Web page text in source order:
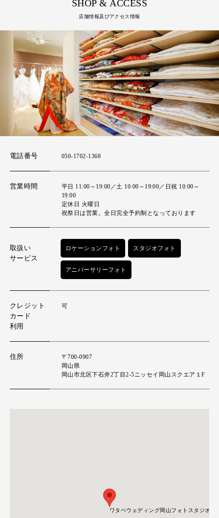
SHOP & ACCESS
店舗情報及びアクセス情報
電話番号 050-1702-1368
営業時間
平日 11:00～19:00／土 10:00～19:00／日祝 10:00～
19:00
定休日 火曜日
祝祭日は営業。全日完全予約制となっております
取扱い
サービス
ロケーションフォト スタジオフォト
アニバーサリーフォト
クレジット
カード
利用
可
住所
〒700-0907
岡山県
岡山市北区下石井2丁目2-5ニッセイ岡山スクエア１F
ワタベウェディング岡山フォトスタジオ
ワタベウェディング岡山フォトスタジオ